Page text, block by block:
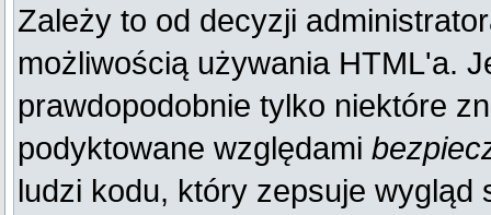
Zależy to od decyzji
możliwością używania HTML'a.
prawdopodobnie tylko niektóre
podyktowane względami
ludzi kodu, który zepsuje wygląd